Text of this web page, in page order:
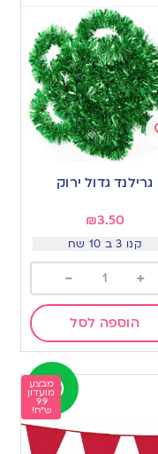
גרילנד גדול ירוק
₪3.50
קנו 3 ב 10 שח
+
-
הוספה לסל
מבצע
מועדון
9.9
ש"ח!